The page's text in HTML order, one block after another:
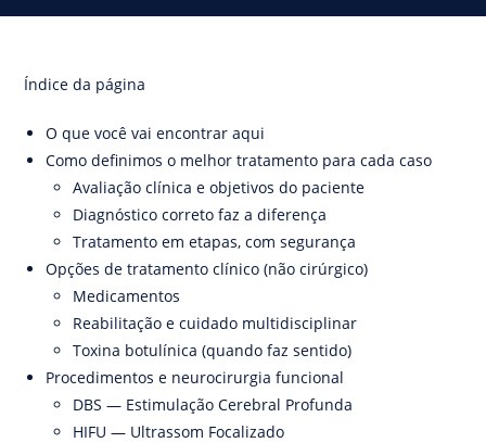
Índice da página
O que você vai encontrar aqui
Como definimos o melhor tratamento para cada caso
Avaliação clínica e objetivos do paciente
Diagnóstico correto faz a diferença
Tratamento em etapas, com segurança
Opções de tratamento clínico (não cirúrgico)
Medicamentos
Reabilitação e cuidado multidisciplinar
Toxina botulínica (quando faz sentido)
Procedimentos e neurocirurgia funcional
DBS — Estimulação Cerebral Profunda
HIFU — Ultrassom Focalizado